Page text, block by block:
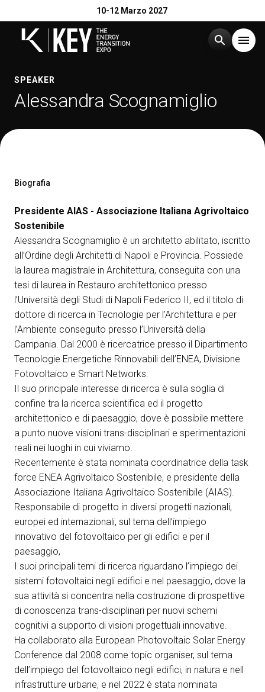
10-12 Marzo 2027
search menu
Menù
Eventi arrow_right
Media Room arrow_right
Esporre
Prenota il tuo spazio
ESPONI A KEY27
AREA RISERVATA VISITATORI
person
A cura di:
SPEAKER
Alessandra Scognamiglio
Biografia
Presidente AIAS - Associazione Italiana Agrivoltaico
Sostenibile
Alessandra Scognamiglio è un architetto abilitato, iscritto
all’Ordine degli Architetti di Napoli e Provincia. Possiede
la laurea magistrale in Architettura, conseguita con una
tesi di laurea in Restauro architettonico presso
l’Università degli Studi di Napoli Federico II, ed il titolo di
dottore di ricerca in Tecnologie per l’Architettura e per
l’Ambiente conseguito presso l’Università della
Campania. Dal 2000 è ricercatrice presso il Dipartimento
Tecnologie Energetiche Rinnovabili dell’ENEA, Divisione
Fotovoltaico e Smart Networks.
Il suo principale interesse di ricerca è sulla soglia di
confine tra la ricerca scientifica ed il progetto
architettonico e di paesaggio, dove è possibile mettere
a punto nuove visioni trans-disciplinari e sperimentazioni
reali nei luoghi in cui viviamo.
Recentemente è stata nominata coordinatrice della task
force ENEA Agrivoltaico Sostenibile, e presidente della
Associazione Italiana Agrivoltaico Sostenibile (AIAS).
Responsabile di progetto in diversi progetti nazionali,
europei ed internazionali, sul tema dell’impiego
innovativo del fotovoltaico per gli edifici e per il
paesaggio,
I suoi principali temi di ricerca riguardano l’impiego dei
sistemi fotovoltaici negli edifici e nel paesaggio, dove la
sua attività si concentra nella costruzione di prospettive
di conoscenza trans-disciplinari per nuovi schemi
cognitivi a supporto di visioni progettuali innovative.
Ha collaborato alla European Photovoltaic Solar Energy
Conference dal 2008 come topic organiser, sul tema
dell’impiego del fotovoltaico negli edifici, in natura e nell
infrastrutture urbane, e nel 2022 è stata nominata